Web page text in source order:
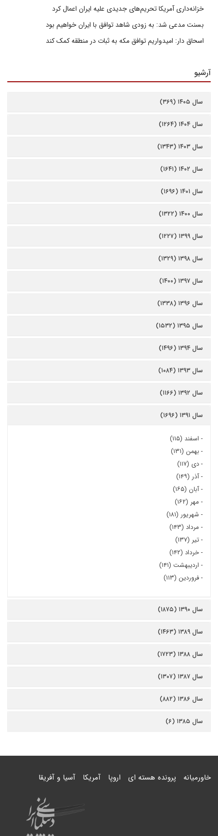
خزانه‌داری آمریکا تحریم‌های جدیدی علیه ایران اعمال کرد
بسنت مدعی شد: به زودی شاهد توافق با ایران خواهیم بود
اسحاق دار: امیدواریم توافق مکه به ثبات در منطقه کمک کند
آرشیو
سال ۱۴۰۵ (۳۶۹)
سال ۱۴۰۴ (۱۲۶۴)
سال ۱۴۰۳ (۱۳۴۳)
سال ۱۴۰۲ (۱۶۴۱)
سال ۱۴۰۱ (۱۶۹۶)
سال ۱۴۰۰ (۱۳۲۲)
سال ۱۳۹۹ (۱۲۲۷)
سال ۱۳۹۸ (۱۳۲۹)
سال ۱۳۹۷ (۱۴۰۰)
سال ۱۳۹۶ (۱۳۳۸)
سال ۱۳۹۵ (۱۵۳۲)
سال ۱۳۹۴ (۱۴۹۶)
سال ۱۳۹۳ (۱۰۸۴)
سال ۱۳۹۲ (۱۱۶۶)
سال ۱۳۹۱ (۱۶۹۶)
- اسفند (۱۱۵)
-بهمن (۱۳۱)
-دی (۱۱۷)
-آذر (۱۴۹)
-آبان (۱۶۵)
- مهر (۱۶۲)
- شهریور (۱۸۱)
- مرداد (۱۴۳)
-تیر (۱۳۷)
-خرداد (۱۴۲)
- اردیبهشت (۱۴۱)
-فروردین (۱۱۳)
سال ۱۳۹۰ (۱۸۷۵)
سال ۱۳۸۹ (۱۴۶۳)
سال ۱۳۸۸ (۱۷۲۳)
سال ۱۳۸۷ (۱۳۰۷)
سال ۱۳۸۶ (۸۸۲)
سال ۱۳۸۵ (۶)
خاورمیانه پرونده هسته ای اروپا آمریکا آسیا و آفریقا